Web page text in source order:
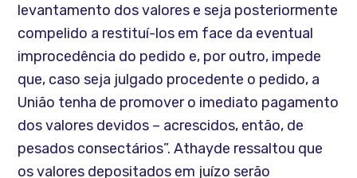
levantamento dos valores e seja posteriormente
compelido a restituí-los em face da eventual
improcedência do pedido e, por outro, impede
que, caso seja julgado procedente o pedido, a
União tenha de promover o imediato pagamento
dos valores devidos – acrescidos, então, de
pesados consectários”. Athayde ressaltou que
os valores depositados em juízo serão